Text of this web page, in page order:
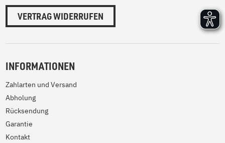
VERTRAG WIDERRUFEN
INFORMATIONEN
Zahlarten und Versand
Abholung
Rücksendung
Garantie
Kontakt